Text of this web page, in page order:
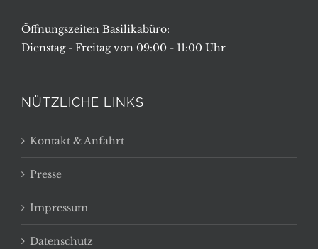
Öffnungszeiten Basilikabüro:
Dienstag - Freitag von 09:00 - 11:00 Uhr
NÜTZLICHE LINKS
Kontakt & Anfahrt
Presse
Impressum
Datenschutz